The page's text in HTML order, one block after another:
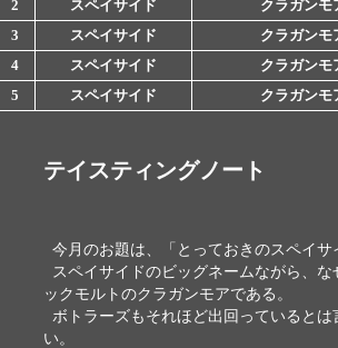
2
スペイサイド クラガンモ
3
スペイサイド クラガンモ
4
スペイサイド クラガンモ
5
スペイサイド クラガンモ
テイスティングノート
今月のお題は、「とっておきのスペイサ
スペイサイドのビッグネームながら、
ックモルトのクラガンモアである。
ボトラーズもそれほど出回っていると
い。